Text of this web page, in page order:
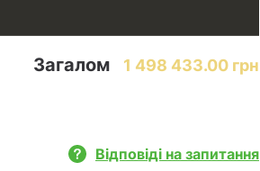
Загалом 1 498 433.00 грн
Відповіді на запитання